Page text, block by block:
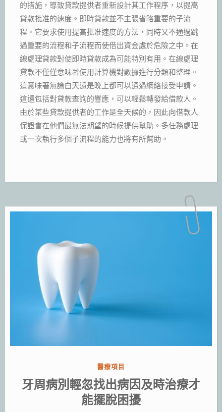
的措施，導致貸款提供者重新設計其工作程序，以提高
貸款批准的速度。即時貸款並不主張省略重要的子流
程。它要求使用提高批准速度的方法，同時又不通過跳
過重要的流程和子流程而使借出資金處於危險之中。在
線處理貸款對使即時貸款成為可能特別有用。在線處理
貸款不僅僅意味著使用計算機對數據進行分類和整理。
這意味著無論白天還是晚上都可以通過網絡接受申請。
這還包括對貸款查詢的響應，可以輕鬆轉發給借款人。
由於某些貸款提供者的工作是全天候的，因此向借款人
保證會在他們最無法期望的時候提供幫助。多任務處理
或一次執行多個子流程的能力也將有所幫助。
分
類:
醫療項目
牙周病別輕忽找出病因及時治療才
能擺脫困擾